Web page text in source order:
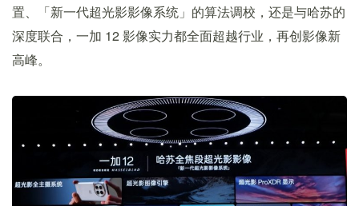
置、「新一代超光影影像系统」的算法调校，还是与哈苏的
深度联合，一加 12 影像实力都全面超越行业，再创影像新
高峰。